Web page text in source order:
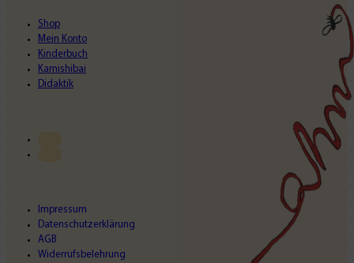
Shop
Mein Konto
Kinderbuch
Kamishibai
Didaktik
Impressum
Datenschutzerklärung
AGB
Widerrufsbelehrung